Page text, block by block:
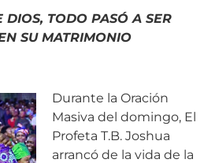
DIOS, TODO PASÓ A SER
SU MATRIMONIO
Durante la Oración
Masiva del domingo, El
Profeta T.B. Joshua
arrancó de la vida de la